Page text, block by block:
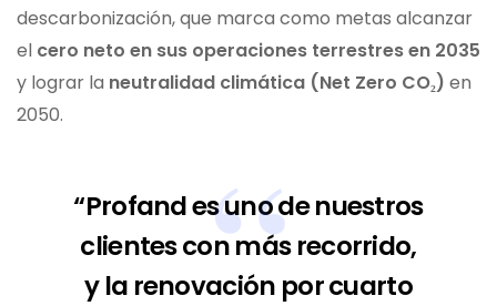
descarbonización, que marca como metas alcanzar
el cero neto en sus operaciones terrestres en 2035
y lograr la neutralidad climática (Net Zero CO₂) en
2050.
“Profand es uno de nuestros
clientes con más recorrido,
y la renovación por cuarto